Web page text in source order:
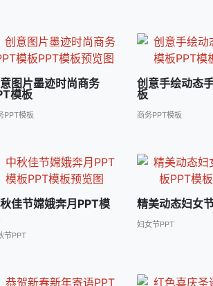
图片墨迹时尚商务
模板
PPT模板
创意手绘动态
板
商务PPT模板
佳节嫦娥奔月PPT模
节PPT
精美动态妇女
妇女节PPT